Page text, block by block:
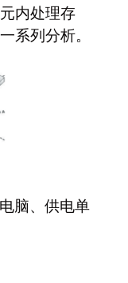
内处理存
系列分析。
脑、供电单